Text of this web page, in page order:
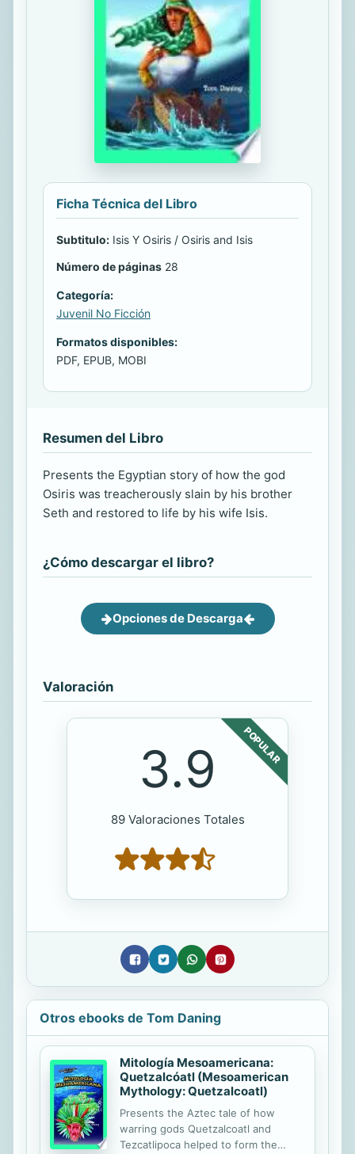
Ficha Técnica del Libro
Subtitulo: Isis Y Osiris / Osiris and Isis
Número de páginas 28
Categoría:
Juvenil No Ficción
Formatos disponibles:
PDF, EPUB, MOBI
Resumen del Libro
Presents the Egyptian story of how the god
Osiris was treacherously slain by his brother
Seth and restored to life by his wife Isis.
¿Cómo descargar el libro?
Opciones de Descarga
Valoración
POPULAR
3.9
89 Valoraciones Totales
Otros ebooks de Tom Daning
Mitología Mesoamericana:
Quetzalcóatl (Mesoamerican
Mythology: Quetzalcoatl)
Presents the Aztec tale of how
warring gods Quetzalcoatl and
Tezcatlipoca helped to form the